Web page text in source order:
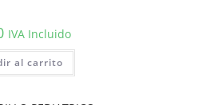
IVA Incluido
al carrito